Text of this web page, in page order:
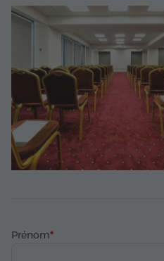
Prénom